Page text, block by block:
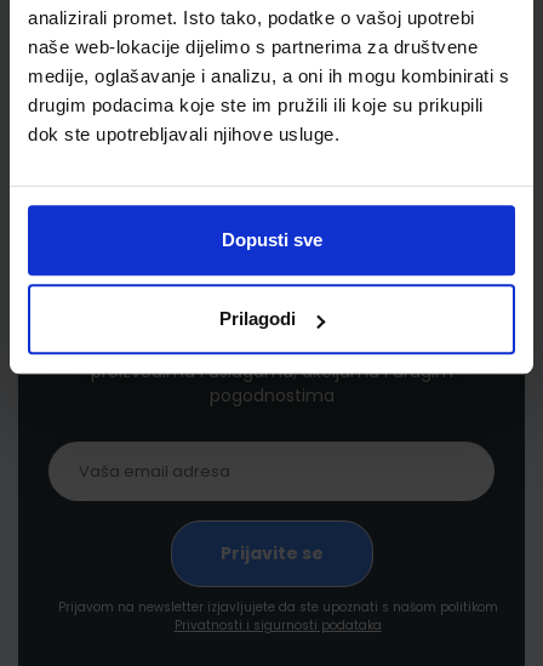
analizirali promet. Isto tako, podatke o vašoj upotrebi
naše web-lokacije dijelimo s partnerima za društvene
medije, oglašavanje i analizu, a oni ih mogu kombinirati s
drugim podacima koje ste im pružili ili koje su prikupili
dok ste upotrebljavali njihove usluge.
Dopusti sve
Prilagodi
Newsletter prijava
Prijavite se kako bi primali informacije o novim
proizvodima i uslugama, akcijama i drugim
pogodnostima
Prijavom na newsletter izjavljujete da ste upoznati s našom politikom
Privatnosti i sigurnosti podataka